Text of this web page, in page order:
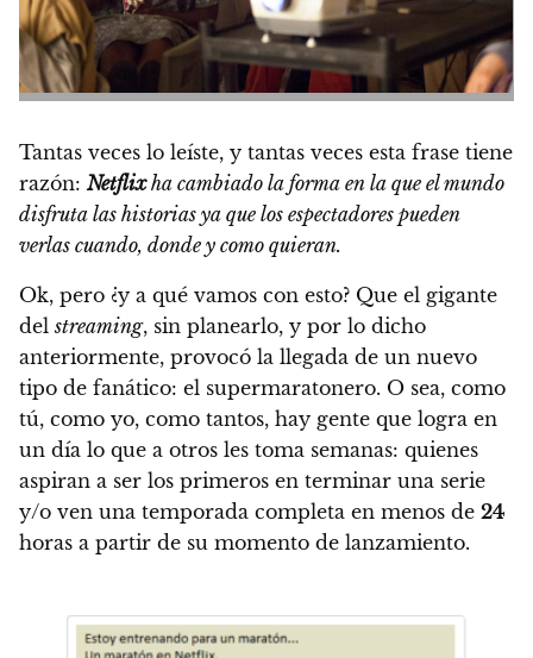
Tantas veces lo leíste, y tantas veces esta frase tiene
razón: Netflixha cambiado la forma en la que el mundo
disfruta las historias ya que los espectadores pueden
verlas cuando, donde y como quieran.
Ok, pero ¿y a qué vamos con esto? Que el gigante
delstreaming, sin planearlo, y por lo dicho
anteriormente, provocó la llegada de un nuevo
tipo de fanático: el supermaratonero. O sea, como
tú, como yo, como tantos, hay gente que logra en
un día lo que a otros les toma semanas: quienes
aspiran a ser los primeros en terminar una serie
y/o ven una temporada completa en menos de 24
horas a partir de su momento de lanzamiento.